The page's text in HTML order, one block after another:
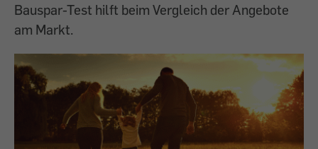
Bauspar-Test hilft beim Vergleich der Angebote
am Markt.